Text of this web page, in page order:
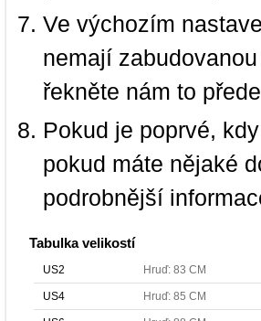
Ve výchozím
nemají
řekněte nám to
Pokud je poprvé,
pokud máte nějaké
podrobnější
Tabulka velikostí
US2 Hruď: 83 CM
US4 Hruď: 85 CM